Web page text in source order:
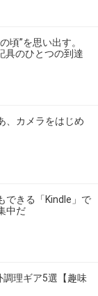
頃”を思い出す。
具のひとつの到達
、カメラをはじめ
できる「Kindle」で
中だ
調理ギア5選【趣味